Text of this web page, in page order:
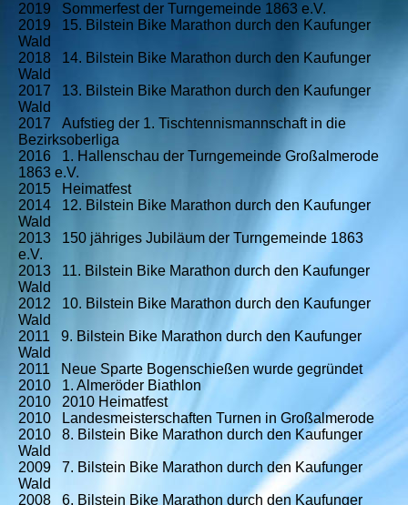
2019 Sommerfest der Turngemeinde 1863 e.V.
2019 15. Bilstein Bike Marathon durch den Kaufunger
Wald
2018 14. Bilstein Bike Marathon durch den Kaufunger
Wald
2017 13. Bilstein Bike Marathon durch den Kaufunger
Wald
2017 Aufstieg der 1. Tischtennismannschaft in die
Bezirksoberliga
2016 1. Hallenschau der Turngemeinde Großalmerode
1863 e.V.
2015 Heimatfest
2014 12. Bilstein Bike Marathon durch den Kaufunger
Wald
2013 150 jähriges Jubiläum der Turngemeinde 1863
e.V.
2013 11. Bilstein Bike Marathon durch den Kaufunger
Wald
2012 10. Bilstein Bike Marathon durch den Kaufunger
Wald
2011 9. Bilstein Bike Marathon durch den Kaufunger
Wald
2011 Neue Sparte Bogenschießen wurde gegründet
2010 1. Almeröder Biathlon
2010 2010 Heimatfest
2010 Landesmeisterschaften Turnen in Großalmerode
2010 8. Bilstein Bike Marathon durch den Kaufunger
Wald
2009 7. Bilstein Bike Marathon durch den Kaufunger
Wald
2008 6. Bilstein Bike Marathon durch den Kaufunger